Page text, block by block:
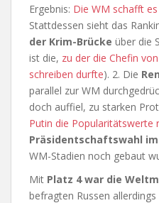
Ergebnis: Die WM schafft
Stattdessen sieht das
der Krim-Brücke über die
ist die, zu der die Chefin
schreiben durfte). 2. Die
parallel zur WM
doch auffiel, zu starken
Putin die Popularitätswerte
Präsidentschaftswahl
WM-Stadien noch gebaut
Mit Platz 4 war die
befragten Russen